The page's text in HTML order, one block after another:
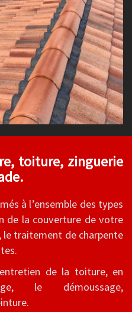
toiture, zinguerie
à l’ensemble des types
de la couverture de votre
traitement de charpente
de la toiture, en
le démoussage,